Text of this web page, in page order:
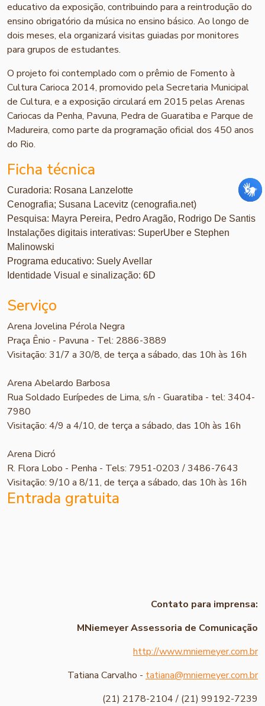
educativo da exposição, contribuindo para a reintrodução do
ensino obrigatório da música no ensino básico. Ao longo de
dois meses, ela organizará visitas guiadas por monitores
para grupos de estudantes.
O projeto foi contemplado com o prêmio de Fomento à
Cultura Carioca 2014, promovido pela Secretaria Municipal
de Cultura, e a exposição circulará em 2015 pelas Arenas
Cariocas da Penha, Pavuna, Pedra de Guaratiba e Parque de
Madureira, como parte da programação oficial dos 450 anos
do Rio.
Ficha técnica
Curadoria: Rosana Lanzelotte
Cenografia; Susana Lacevitz (cenografia.net)
Pesquisa: Mayra Pereira, Pedro Aragão, Rodrigo De Santis
Instalações digitais interativas: SuperUber e Stephen
Malinowski
Programa educativo: Suely Avellar
Identidade Visual e sinalização: 6D
Serviço
Arena Jovelina Pérola Negra
Praça Ênio - Pavuna - Tel: 2886-3889
Visitação: 31/7 a 30/8, de terça a sábado, das 10h às 16h
Arena Abelardo Barbosa
Rua Soldado Eurípedes de Lima, s/n - Guaratiba - tel: 3404-
7980
Visitação: 4/9 a 4/10, de terça a sábado, das 10h às 16h
Arena Dicró
R. Flora Lobo - Penha - Tels: 7951-0203 / 3486-7643
Visitação: 9/10 a 8/11, de terça a sábado, das 10h às 16h
Entrada gratuita
Contato para imprensa:
MNiemeyer Assessoria de Comunicação
http://www.mniemeyer.com.br
Tatiana Carvalho - tatiana@mniemeyer.com.br
(21) 2178-2104 / (21) 99192-7239